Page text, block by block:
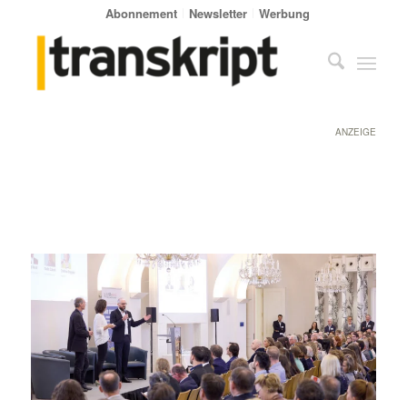
Abonnement Newsletter Werbung
ANZEIGE